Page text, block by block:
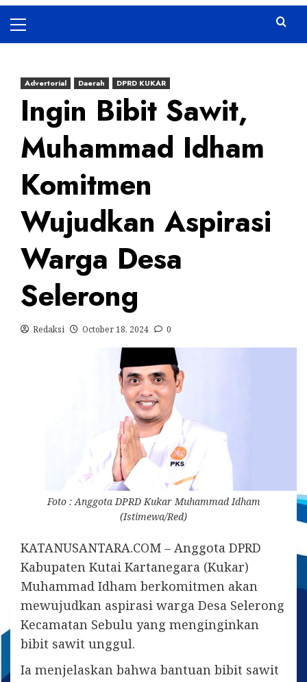
Menu
Advertorial Daerah DPRD KUKAR
Ingin Bibit Sawit,
Muhammad Idham
Komitmen
Wujudkan Aspirasi
Warga Desa
Selerong
Redaksi October 18, 2024 0
Foto : Anggota DPRD Kukar Muhammad Idham
(Istimewa/Red)
KATANUSANTARA.COM – Anggota DPRD
Kabupaten Kutai Kartanegara (Kukar)
Muhammad Idham berkomitmen akan
mewujudkan aspirasi warga Desa Selerong
Kecamatan Sebulu yang menginginkan
bibit sawit unggul.
Ia menjelaskan bahwa bantuan bibit sawit